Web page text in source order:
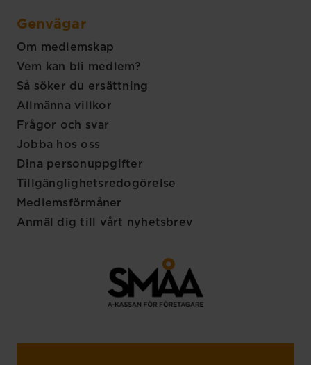
Genvägar
Om medlemskap
Vem kan bli medlem?
Så söker du ersättning
Allmänna villkor
Frågor och svar
Jobba hos oss
Dina personuppgifter
Tillgänglighetsredogörelse
Medlemsförmåner
Anmäl dig till vårt nyhetsbrev